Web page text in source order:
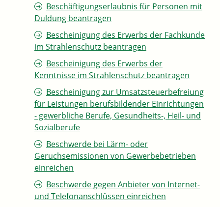
Beschäftigungserlaubnis für Personen mit
Duldung beantragen
Bescheinigung des Erwerbs der Fachkunde
im Strahlenschutz beantragen
Bescheinigung des Erwerbs der
Kenntnisse im Strahlenschutz beantragen
Bescheinigung zur Umsatzsteuerbefreiung
für Leistungen berufsbildender Einrichtungen
- gewerbliche Berufe, Gesundheits-, Heil- und
Sozialberufe
Beschwerde bei Lärm- oder
Geruchsemissionen von Gewerbebetrieben
einreichen
Beschwerde gegen Anbieter von Internet-
und Telefonanschlüssen einreichen